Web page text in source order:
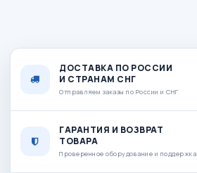
ДОСТАВКА ПО РОССИИ
И СТРАНАМ СНГ
Отправляем заказы по России и СНГ
ГАРАНТИЯ И ВОЗВРАТ
ТОВАРА
Проверенное оборудование и поддержка